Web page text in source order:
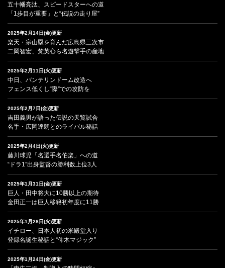
五十幡亮汰、スピードスターへの道
「1歩目が重要」と“伝説の走り屋”
2025年2月14日(金)更新
楽天・宗山塁を育んだ広島県三次市
二岡智宏、梵英心ら名遊撃手の産地
2025年2月11日(火)更新
中日、バンテリンドーム改造へ
フェンス低くし“際”での攻防を
2025年2月7日(金)更新
吉田義男が語った伝説の天覧試合
名手・広岡達朗とのライバル秘話
2025年2月4日(火)更新
藤川球児「名選手名伯楽」への道
“ドラ1”出身監督の勝利数上位3人
2025年1月31日(金)更新
巨人・田中将大に10勝以上の期待
金田正一は巨人移籍初年度に11勝
2025年1月28日(火)更新
イチロー、日本人初の米殿堂入り
登録名誕生秘話と“仰木マジック”
2025年1月24日(金)更新